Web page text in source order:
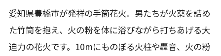
愛知県豊橋市が発祥の手筒花火。男たちが火薬を詰め
た竹筒を抱え、火の粉を体に浴びながら打ちあげる大
迫力の花火です。10mにものぼる火柱や轟音、火の粉